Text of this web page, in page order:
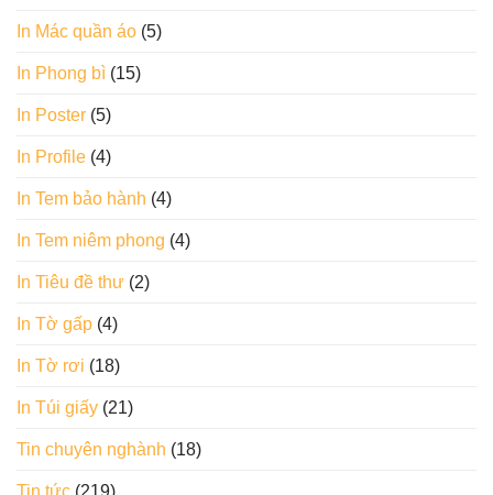
In Mác quần áo (5)
In Phong bì (15)
In Poster (5)
In Profile (4)
In Tem bảo hành (4)
In Tem niêm phong (4)
In Tiêu đề thư (2)
In Tờ gấp (4)
In Tờ rơi (18)
In Túi giấy (21)
Tin chuyên nghành (18)
Tin tức (219)